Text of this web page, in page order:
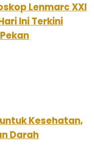
Lenmarc XXI
Ini Terkini
Kesehatan,
Darah